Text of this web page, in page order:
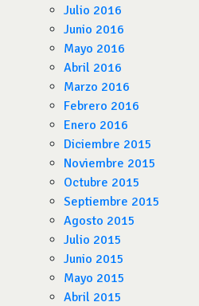
Julio 2016
Junio 2016
Mayo 2016
Abril 2016
Marzo 2016
Febrero 2016
Enero 2016
Diciembre 2015
Noviembre 2015
Octubre 2015
Septiembre 2015
Agosto 2015
Julio 2015
Junio 2015
Mayo 2015
Abril 2015